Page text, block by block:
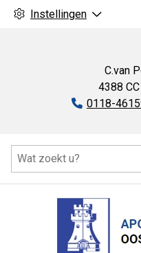
Instellingen
C.van
4388 CC
Tel:
0118-